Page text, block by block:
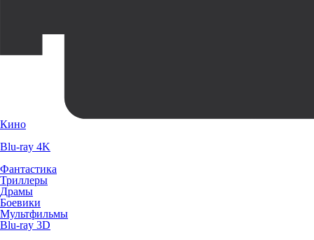
Кино
Blu-ray 4K
Фантастика
Триллеры
Драмы
Боевики
Мультфильмы
Blu-ray 3D